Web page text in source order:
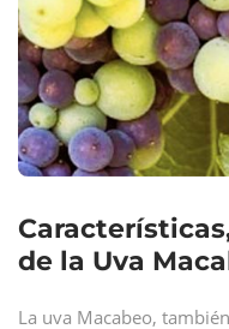
de la Uva
La uva Macabeo,